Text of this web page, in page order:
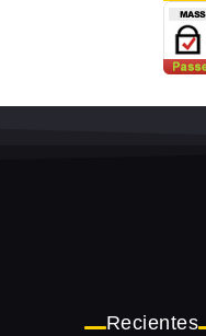
Recientes